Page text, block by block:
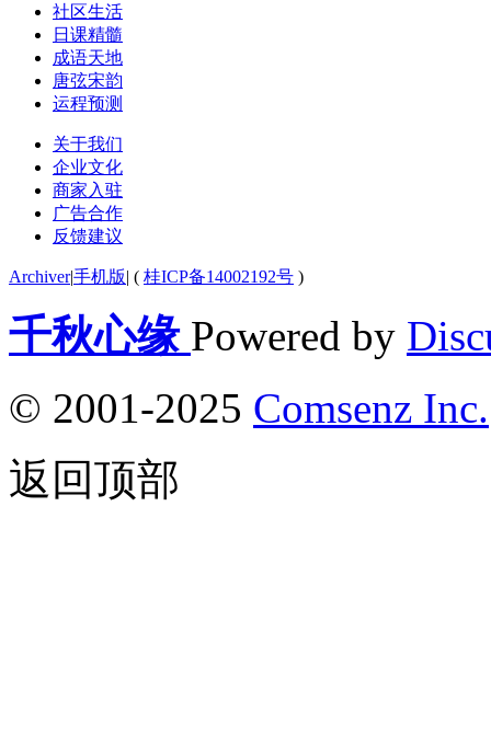
社区生活
日课精髓
成语天地
唐弦宋韵
运程预测
关于我们
企业文化
商家入驻
广告合作
反馈建议
Archiver|手机版| ( 桂ICP备14002192号 )
千秋心缘 Powered by
© 2001-2025 Comsenz Inc.
返回顶部